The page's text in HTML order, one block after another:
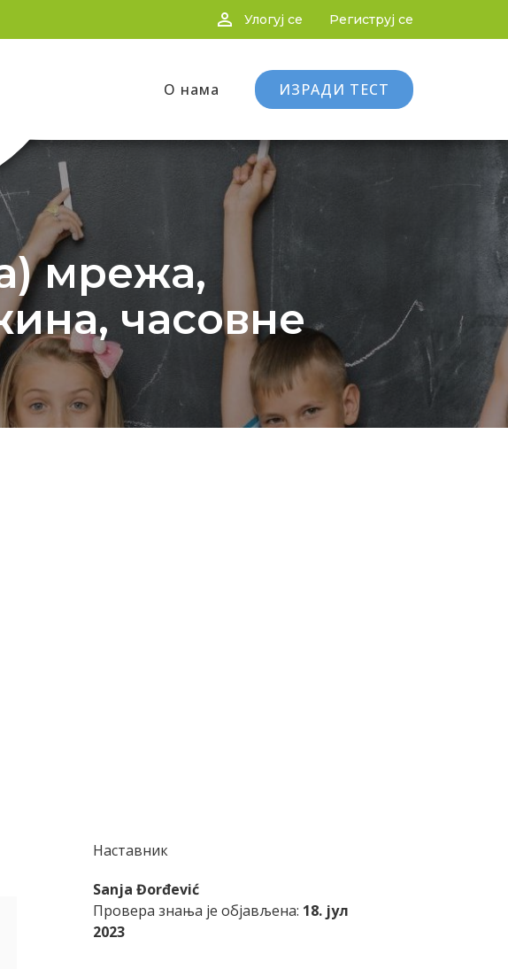
person_outline Улогуј се Региструј се
О нама ИЗРАДИ ТЕСТ
мрежа,
часовне
Наставник
Sanja Đorđević
Провера знања је објављена: 18. јул
2023